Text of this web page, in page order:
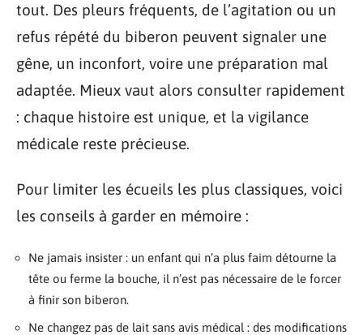
tout. Des pleurs fréquents, de l’agitation ou un
refus répété du biberon peuvent signaler une
gêne, un inconfort, voire une préparation mal
adaptée. Mieux vaut alors consulter rapidement
: chaque histoire est unique, et la vigilance
médicale reste précieuse.
Pour limiter les écueils les plus classiques, voici
les conseils à garder en mémoire :
Ne jamais insister : un enfant qui n’a plus faim détourne la
tête ou ferme la bouche, il n’est pas nécessaire de le forcer
à finir son biberon.
Ne changez pas de lait sans avis médical : des modifications